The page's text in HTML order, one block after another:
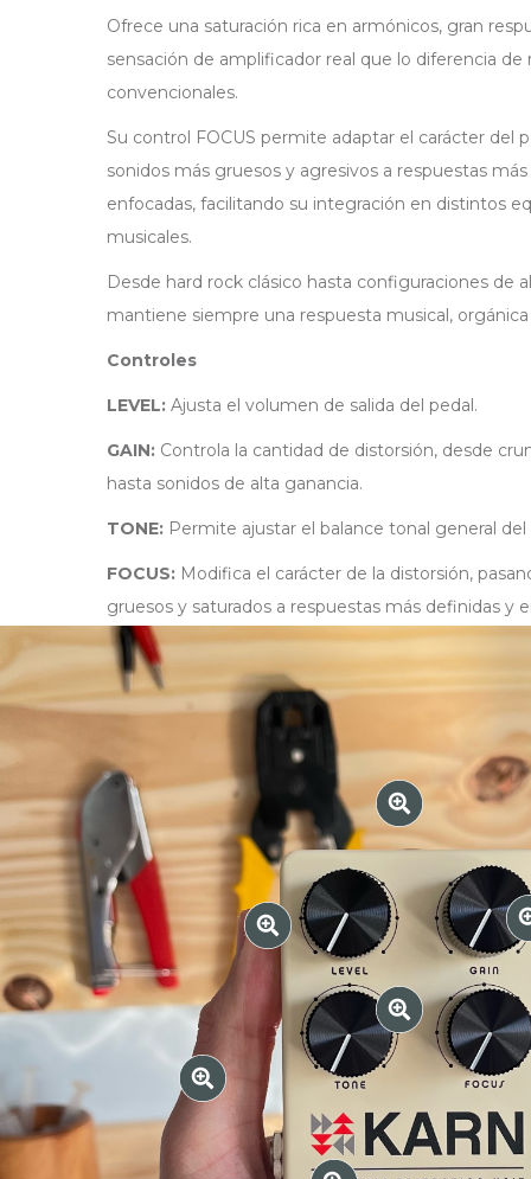
Ofrece una saturación rica en armónicos, gran
sensación de amplificador real que lo diferencia de
convencionales.
Su control FOCUS permite adaptar el carácter del
sonidos más gruesos y agresivos a respuestas
enfocadas, facilitando su integración en distintos
musicales.
Desde hard rock clásico hasta configuraciones de
mantiene siempre una respuesta musical,
Controles
LEVEL: Ajusta el volumen de salida del pedal.
GAIN: Controla la cantidad de distorsión, desde
hasta sonidos de alta ganancia.
TONE: Permite ajustar el balance tonal general del
FOCUS: Modifica el carácter de la distorsión,
gruesos y saturados a respuestas más definidas y